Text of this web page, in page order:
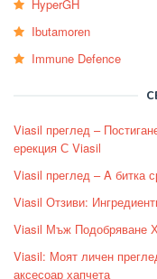
HyperGH
Ibutamoren
Immune Defence
Viasil преглед –
ерекция С Viasil
Viasil преглед – A битка
Viasil Отзиви:
Viasil Мъж Подобряване
Viasil: Моят личен
аксесоар хапчета